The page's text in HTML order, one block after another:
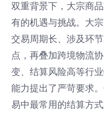
双重背景下，大宗商
有的机遇与挑战。大
交易周期长、涉及环
点，再叠加跨境物流
变、结算风险高等行
能力提出了严苛要求
易中最常用的结算方